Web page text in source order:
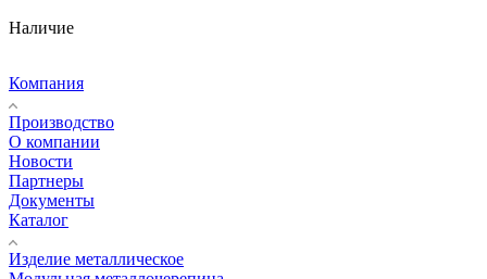
Наличие
Компания
Производство
О компании
Новости
Партнеры
Документы
Каталог
Изделие металлическое